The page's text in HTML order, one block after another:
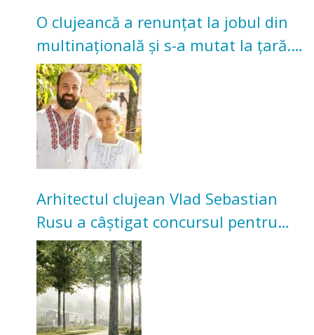
O clujeancă a renunțat la jobul din
multinațională și s-a mutat la țară.
Acum cultivă legume în grădina
bunicilor
Arhitectul clujean Vlad Sebastian
Rusu a câștigat concursul pentru
transformarea Grădinii Casei
Universitarilor